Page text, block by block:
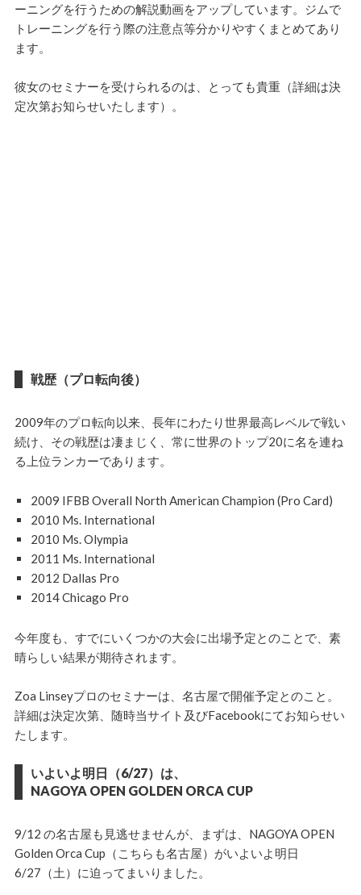
ーニングを行うための解説動画をアップしています。ジムで
トレーニングを行う際の注意点等分かりやすくまとめてあり
ます。
彼女のセミナーを受けられるのは、とっても貴重（詳細は決
定次第お知らせいたします）。
戦歴（プロ転向後）
2009年のプロ転向以来、長年にわたり世界最高レベルで戦い
続け、その戦歴は凄まじく、常に世界のトップ20に名を連ね
る上位ランカーであります。
2009 IFBB Overall North American Champion (Pro Card)
2010 Ms. International
2010 Ms. Olympia
2011 Ms. International
2012 Dallas Pro
2014 Chicago Pro
今年度も、すでにいくつかの大会に出場予定とのことで、素
晴らしい結果が期待されます。
Zoa Linseyプロのセミナーは、名古屋で開催予定とのこと。
詳細は決定次第、随時当サイト及びFacebookにてお知らせい
たします。
いよいよ明日（6/27）は、
NAGOYA OPEN GOLDEN ORCA CUP
9/12 の名古屋も見逃せませんが、まずは、NAGOYA OPEN
Golden Orca Cup（こちらも名古屋）がいよいよ明日
6/27（土）に迫ってまいりました。